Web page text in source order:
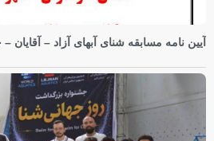
آیین نامه مسابقه شنای آبهای آزاد – آقایان